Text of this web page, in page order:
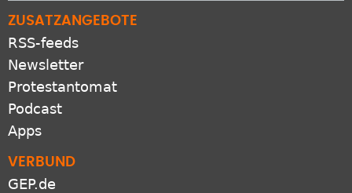
ZUSATZANGEBOTE
RSS-feeds
Newsletter
Protestantomat
Podcast
Apps
VERBUND
GEP.de